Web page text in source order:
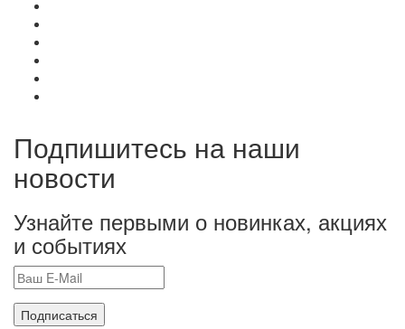
Подпишитесь на наши
новости
Узнайте первыми о новинках, акциях
и событиях
Подписаться